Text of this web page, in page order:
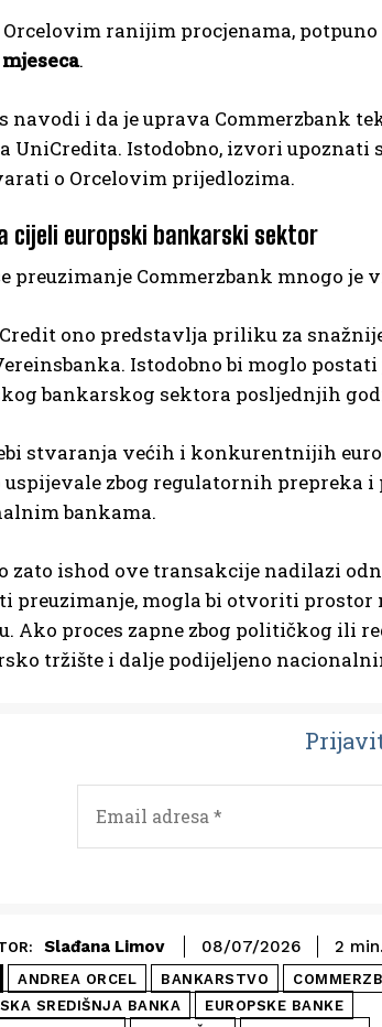
Orcelovim ranijim procjenama,
.
navodi i da je uprava Commerzbank
UniCredita. Istodobno, izvori
o Orcelovim prijedlozima.
cijeli europski bankarski sektor
preuzimanje Commerzbank mnogo
ono predstavlja priliku za
Istodobno bi moglo
bankarskog sektora posljednjih
stvaranja većih i konkurentnijih
zbog regulatornih prepreka
bankama.
zato ishod ove transakcije nadilazi
preuzimanje, mogla bi otvoriti
Ako proces zapne zbog političkog ili
tržište i dalje podijeljeno
Slađana Limov 08/07/2026 2 min.
ANDREA ORCEL BANKARSTVO
SREDIŠNJA BANKA
EUROPSKE BANKE